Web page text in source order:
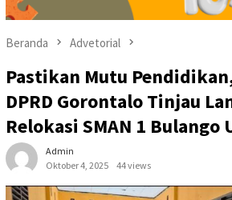
Beranda Advetorial
Pastikan Mutu
DPRD Gorontalo Tinjau
Relokasi SMAN 1 Bulango
Admin
Oktober 4, 2025
44 views